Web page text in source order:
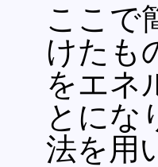
ここで
けたも
をエネ
とにな
法を用